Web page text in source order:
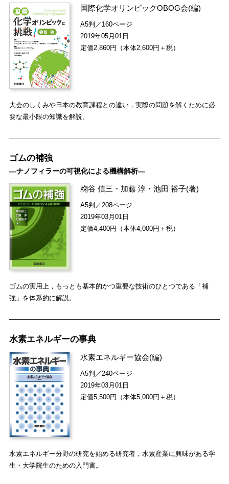
国際化学オリンピックOBOG会(編)
A5判／160ページ
2019年05月01日
定価2,860円（本体2,600円＋税）
大会のしくみや日本の教育課程との違い，実際の問題を解くために必
要な最小限の知識を解説。
ゴムの補強
―ナノフィラーの可視化による機構解析―
粷谷 信三 ・ 加藤 淳 ・池田 裕子(著)
A5判／208ページ
2019年03月01日
定価4,400円（本体4,000円＋税）
ゴムの実用上，もっとも基本的かつ重要な技術のひとつである「補
強」を体系的に解説。
水素エネルギーの事典
水素エネルギー協会(編)
A5判／240ページ
2019年03月01日
定価5,500円（本体5,000円＋税）
水素エネルギー分野の研究を始める研究者，水素産業に興味がある学
生・大学院生のための入門書。